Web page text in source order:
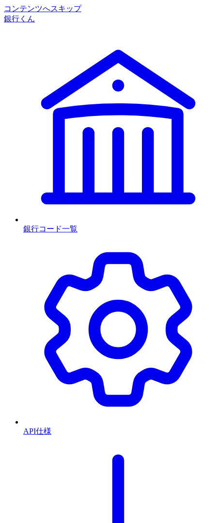
コンテンツへスキップ
銀行くん
銀行コード一覧
API仕様